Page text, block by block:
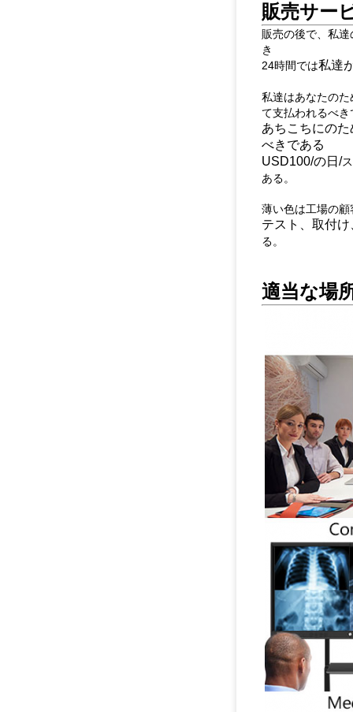
販売サー
販売の後で、私
き
24時間では私達
私達はあなたの
て支払われるべき
あちこちにのた
べきである
USD100/の日/
ある。
薄い色は工場の
テスト 、取付
る。
適当な場